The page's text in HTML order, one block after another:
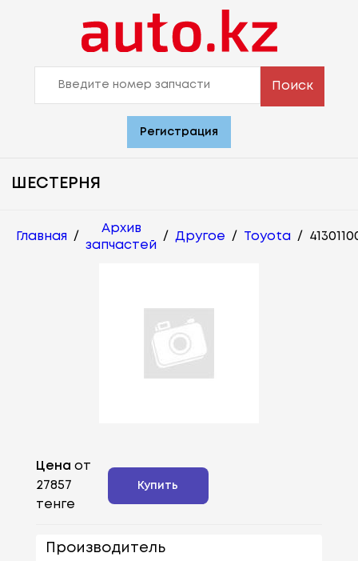
Поиск
Регистрация
ШЕСТЕРНЯ
Главная /
Архив
запчастей
/ Другое / Toyota /
Цена от
27857
тенге
Купить
Производитель